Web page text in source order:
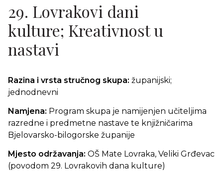
29. Lovrakovi dani
kulture; Kreativnost u
nastavi
Razina i vrsta stručnog skupa: županijski;
jednodnevni
Namjena: Program skupa je namijenjen učiteljima
razredne i predmetne nastave te knjižničarima
Bjelovarsko-bilogorske županije
Mjesto održavanja: OŠ Mate Lovraka, Veliki Grđevac
(povodom 29. Lovrakovih dana kulture)